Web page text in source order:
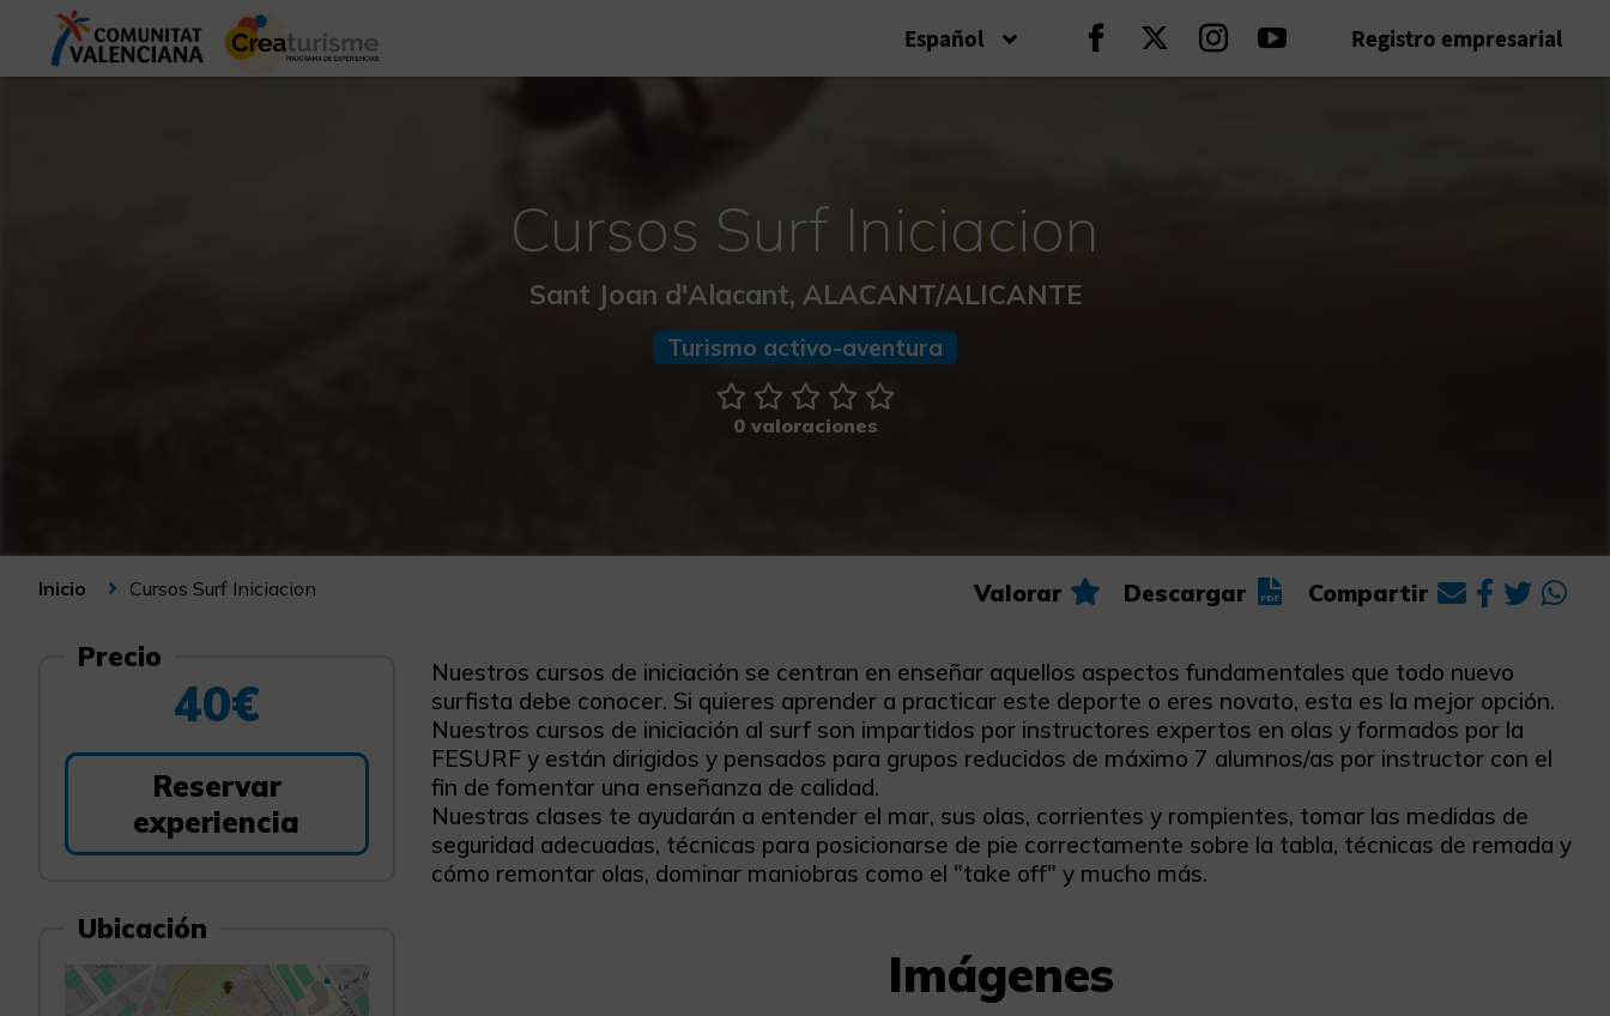
Español Seguir en Facebook
Seguir en Twitter
Seguir en Instagram
Seguir en Youtube
Registro empresarial
Cursos Surf Iniciacion
Sant Joan d'Alacant, ALACANT/ALICANTE
Turismo activo-aventura
0 valoraciones
Valorar Descargar Compartir
Inicio Cursos Surf Iniciacion
Precio
40€
Reservar
experiencia
Ubicación
Nuestros cursos de iniciación se centran en enseñar aquellos aspectos fundamentales que todo nuevo
surfista debe conocer. Si quieres aprender a practicar este deporte o eres novato, esta es la mejor opción.
Nuestros cursos de iniciación al surf son impartidos por instructores expertos en olas y formados por la
FESURF y están dirigidos y pensados para grupos reducidos de máximo 7 alumnos/as por instructor con el
fin de fomentar una enseñanza de calidad.
Nuestras clases te ayudarán a entender el mar, sus olas, corrientes y rompientes, tomar las medidas de
seguridad adecuadas, técnicas para posicionarse de pie correctamente sobre la tabla, técnicas de remada y
cómo remontar olas, dominar maniobras como el "take off" y mucho más.
Imágenes